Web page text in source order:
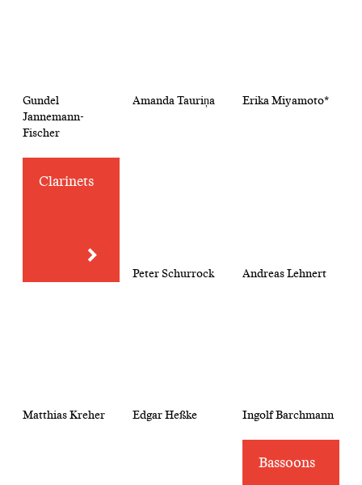
Gundel
Jannemann-
Fischer
Amanda Tauriņa Erika Miyamoto*
Clarinets
Peter Schurrock Andreas Lehnert
Matthias Kreher Edgar Heßke Ingolf Barchmann
Bassoons